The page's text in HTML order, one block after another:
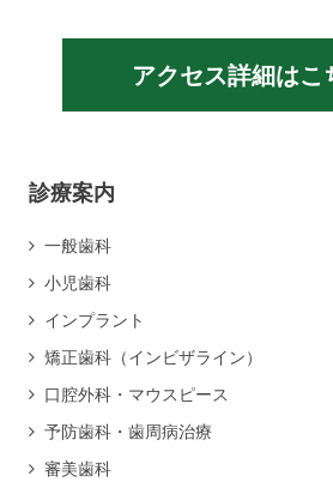
アクセス詳細はこ
診療案内
一般歯科
小児歯科
インプラント
矯正歯科（インビザライン）
口腔外科・マウスピース
予防歯科・歯周病治療
審美歯科